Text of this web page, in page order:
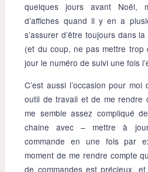
quelques jours avant Noël,
d’affiches quand il y en a
s’assurer d’être toujours dans
(et du coup, ne pas mettre trop
jour le numéro de suivi une fois
C’est aussi l’occasion pour
outil de travail et de me rendre
me semble assez compliqué
chaine avec – mettre à
commande en une fois par
moment de me rendre compte
de commandes est précieux,